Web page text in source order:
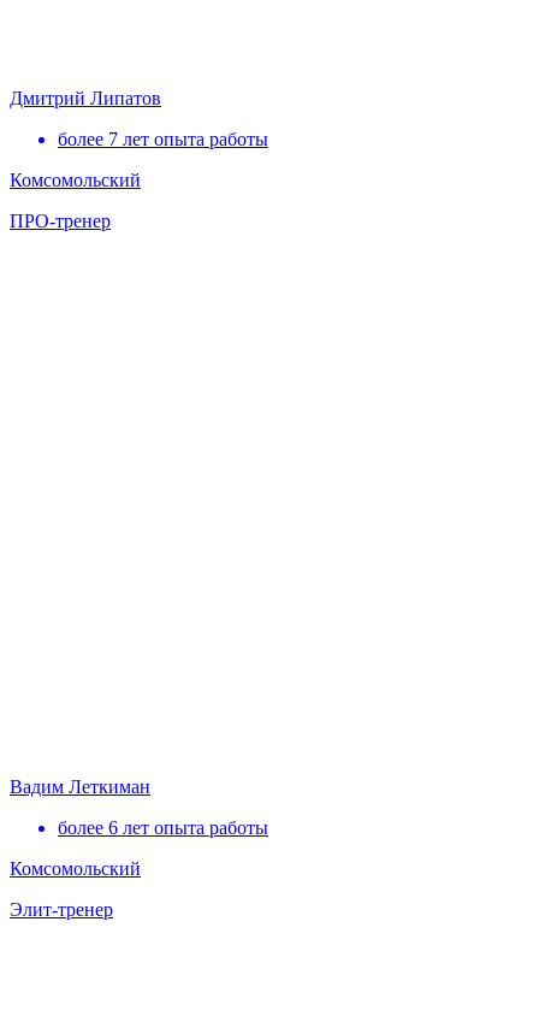
Дмитрий Липатов
более 7 лет опыта работы
Комсомольский
ПРО-тренер
Вадим Леткиман
более 6 лет опыта работы
Комсомольский
Элит-тренер